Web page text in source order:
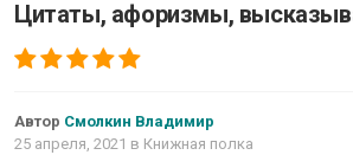
Цитаты, афоризмы,
Автор Смолкин Владимир
25 апреля, 2021 в Книжная полка